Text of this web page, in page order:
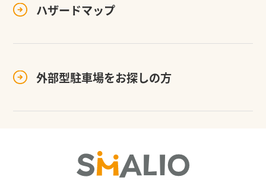
ハザードマップ
外部型駐車場をお探しの方